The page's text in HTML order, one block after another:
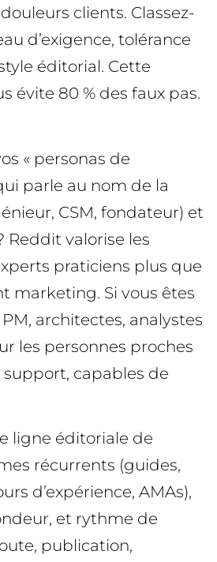
clients. Classez-
d’exigence, tolérance
éditorial. Cette
évite 80 % des faux pas.
« personas de
parle au nom de la
CSM, fondateur) et
Reddit valorise les
praticiens plus que
marketing. Si vous êtes
architectes, analystes
les personnes proches
capables de
ligne éditoriale de
récurrents (guides,
d’expérience, AMAs),
et rythme de
publication,